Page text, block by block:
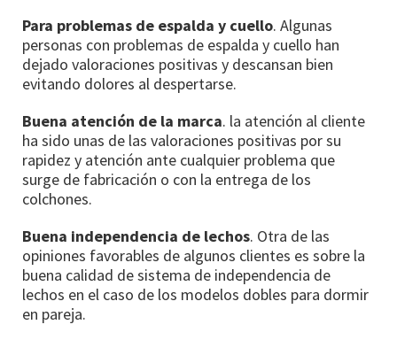
Para problemas de espalda y cuello. Algunas
personas con problemas de espalda y cuello han
dejado valoraciones positivas y descansan bien
evitando dolores al despertarse.
Buena atención de la marca. la atención al cliente
ha sido unas de las valoraciones positivas por su
rapidez y atención ante cualquier problema que
surge de fabricación o con la entrega de los
colchones.
Buena independencia de lechos. Otra de las
opiniones favorables de algunos clientes es sobre la
buena calidad de sistema de independencia de
lechos en el caso de los modelos dobles para dormir
en pareja.